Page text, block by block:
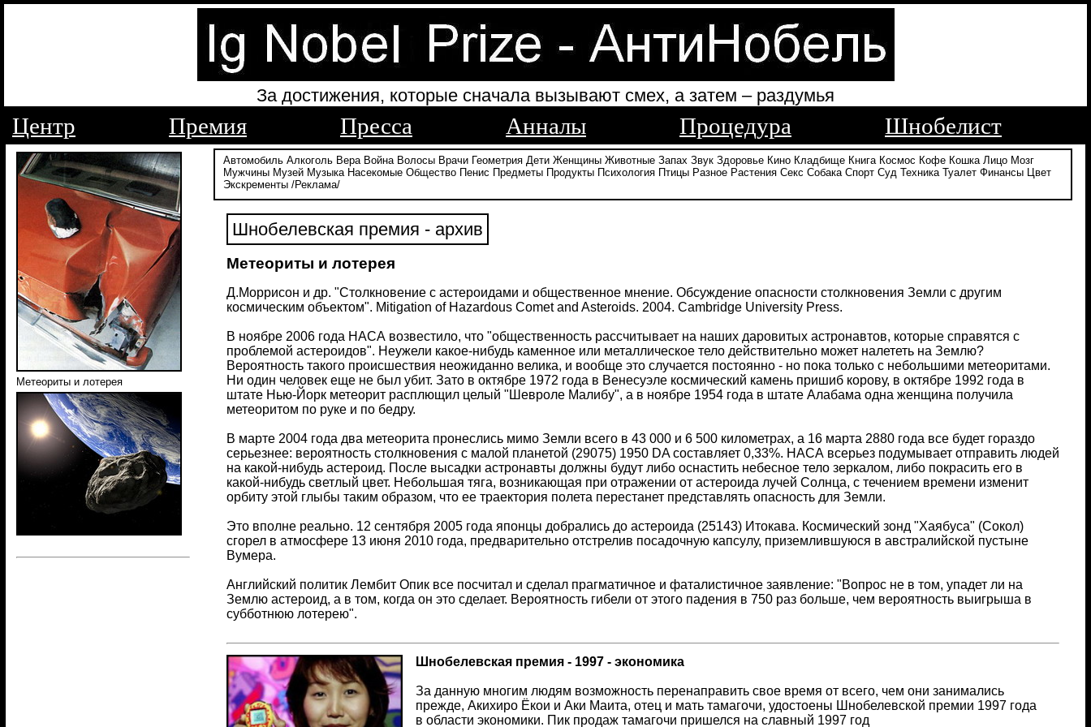
За достижения, которые сначала вызывают смех, а затем – раздумья
Центр Премия Пресса Анналы Процедура Шнобелист
Метеориты и лотерея
Автомобиль Алкоголь Вера Война Волосы Врачи Геометрия Дети Женщины Животные Запах Звук Здоровье Кино Кладбище Книга Космос Кофе Кошка Лицо Мозг
Мужчины Музей Музыка Насекомые Общество Пенис Предметы Продукты Психология Птицы Разное Растения Секс Собака Спорт Суд Техника Туалет Финансы
Цвет
Экскременты /Реклама/
Шнобелевская премия - архив
Метеориты и лотерея
Д.Моррисон и др. "Столкновение с астероидами и общественное мнение. Обсуждение опасности столкновения Земли с другим
космическим объектом". Mitigation of Hazardous Comet and Asteroids. 2004. Cambridge University Press.
В ноябре 2006 года НАСА возвестило, что "общественность рассчитывает на наших даровитых астронавтов, которые справятся с
проблемой астероидов". Неужели какое-нибудь каменное или металлическое тело действительно может налететь на Землю?
Вероятность такого происшествия неожиданно велика, и вообще это случается постоянно - но пока только с небольшими метеоритами.
Ни один человек еще не был убит. Зато в октябре 1972 года в Венесуэле космический камень пришиб корову, в октябре 1992 года в
штате Нью-Йорк метеорит расплющил целый "Шевроле Малибу", а в ноябре 1954 года в штате Алабама одна женщина получила
метеоритом по руке и по бедру.
В марте 2004 года два метеорита пронеслись мимо Земли всего в 43 000 и 6 500 километрах, а 16 марта 2880 года все будет гораздо
серьезнее: вероятность столкновения с малой планетой (29075) 1950 DA составляет 0,33%. НАСА всерьез подумывает отправить людей
на какой-нибудь астероид. После высадки астронавты должны будут либо оснастить небесное тело зеркалом, либо покрасить его в
какой-нибудь светлый цвет. Небольшая тяга, возникающая при отражении от астероида лучей Солнца, с течением времени изменит
орбиту этой глыбы таким образом, что ее траектория полета перестанет представлять опасность для Земли.
Это вполне реально. 12 сентября 2005 года японцы добрались до астероида (25143) Итокава. Космический зонд "Хаябуса" (Сокол)
сгорел в атмосфере 13 июня 2010 года, предварительно отстрелив посадочную капсулу, приземлившуюся в австралийской пустыне
Вумера.
Английский политик Лембит Опик все посчитал и сделал прагматичное и фаталистичное заявление: "Вопрос не в том, упадет ли на
Землю астероид, а в том, когда он это сделает. Вероятность гибели от этого падения в 750 раз больше, чем вероятность выигрыша в
субботнюю лотерею".
Шнобелевская премия - 1997 - экономика
За данную многим людям возможность перенаправить свое время от всего, чем они занимались
прежде, Акихиро Ёкои и Аки Маита, отец и мать тамагочи, удостоены Шнобелевской премии 1997 года
в области экономики. Пик продаж тамагочи пришелся на славный 1997 год